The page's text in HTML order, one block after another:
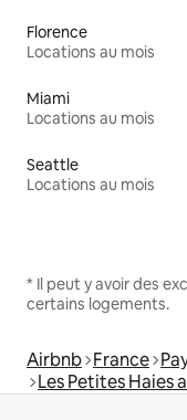
Florence
Locations au mois
Miami
Locations au mois
Seattle
Locations au mois
* Il peut y avoir des
certains logements.
Airbnb France
Les Petites Haies